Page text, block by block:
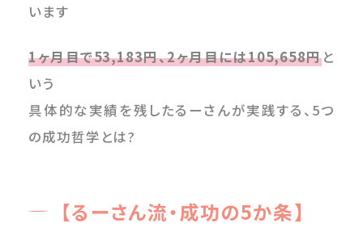
います
1ヶ月目で53,183円、2ヶ月目には105,658円と
いう
具体的な実績を残したるーさんが実践する、5つ
の成功哲学とは?
【るーさん流・成功の5か条】